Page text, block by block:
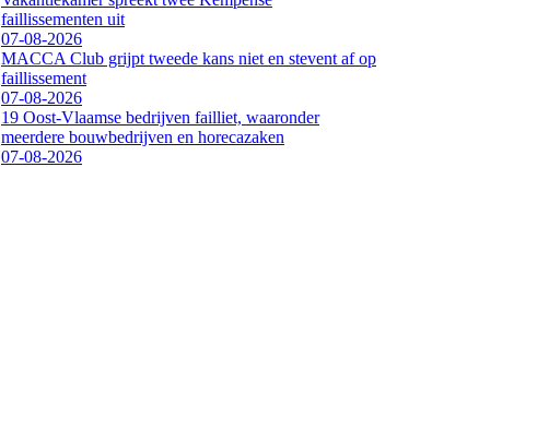
faillissementen uit
07-08-2026
MACCA Club grijpt tweede kans niet en stevent af op
faillissement
07-08-2026
19 Oost-Vlaamse bedrijven failliet, waaronder
meerdere bouwbedrijven en horecazaken
07-08-2026